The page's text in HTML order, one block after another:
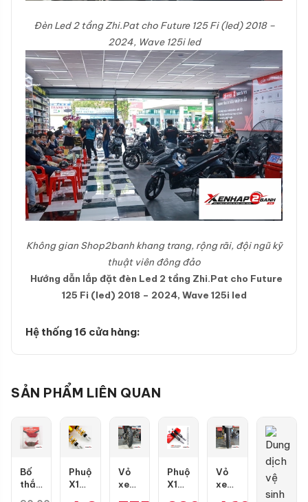
Đèn Led 2 tầng Zhi.Pat cho Future 125 Fi (led) 2018 –
2024, Wave 125i led
Không gian Shop2banh khang trang, rộng rãi, đội ngũ kỹ
thuật viên đông đảo
Hướng dẫn lắp đặt đèn Led 2 tầng Zhi.Pat cho Future
125 Fi (led) 2018 – 2024, Wave 125i led
Hệ thống 16 cửa hàng:
SẢN PHẨM LIÊN QUAN
Bố
thắng
Phuộc
X1R
Vỏ
xe
Phuộc
X1R
Vỏ
xe